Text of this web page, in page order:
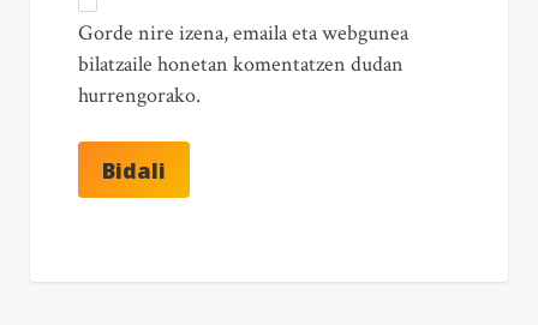
Gorde nire izena, emaila eta webgunea
bilatzaile honetan komentatzen dudan
hurrengorako.